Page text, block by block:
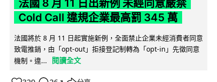
法國 8 月 11 日出新例 未經同意嚴禁
Cold Call 違規企業最高罰 345 萬
法國將於 8 月 11 日起實施新例，全面禁止企業未經消費者同意
致電推銷，由「opt-out」拒接登記制轉為「opt-in」先徵同意
機制。違...
閱讀全文